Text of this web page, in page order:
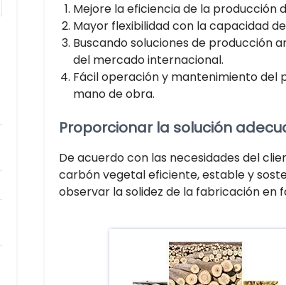
Mejore la eficiencia de la
Mayor flexibilidad con la capacidad
Buscando soluciones de producción
del mercado internacional.
Fácil operación y mantenimiento
mano de obra.
Proporcionar la solución
De acuerdo con las necesidades del
carbón vegetal eficiente, estable y
observar la solidez de la fabricación en